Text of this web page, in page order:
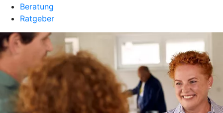
Beratung
Ratgeber